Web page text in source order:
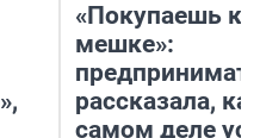
«Покупаешь
мешке»:
рассказала,
самом деле